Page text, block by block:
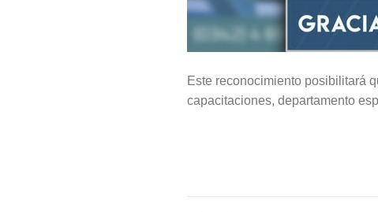
Este reconocimiento posibilitará
capacitaciones, departamento